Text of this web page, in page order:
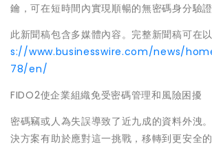
鑰，可在短時間內實現順暢的無密碼身分驗證
此新聞稿包含多媒體內容。完整新聞稿可在
s://www.businesswire.com/news/
78/en/
FIDO2使企業組織免受密碼管理和風險困擾
密碼竊或人為失誤導致了近九成的資料外洩
決方案有助於應對這一挑戰，移轉到更安全